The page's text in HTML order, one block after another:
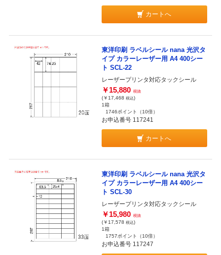
カートへ
東洋印刷 ラベルシール nana 光沢タ
イプ カラーレーザー用 A4 400シー
ト SCL-22
レーザープリンタ対応タックシール
￥15,880 税抜
(￥17,468 税込)
1箱
1746ポイント
（10倍）
お申込番号 117241
カートへ
東洋印刷 ラベルシール nana 光沢タ
イプ カラーレーザー用 A4 400シー
ト SCL-30
レーザープリンタ対応タックシール
￥15,980 税抜
(￥17,578 税込)
1箱
1757ポイント
（10倍）
お申込番号 117247